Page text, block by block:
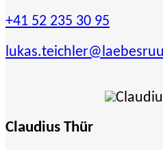
+41 52 235 30 95
lukas.teichler
Claudius Thür